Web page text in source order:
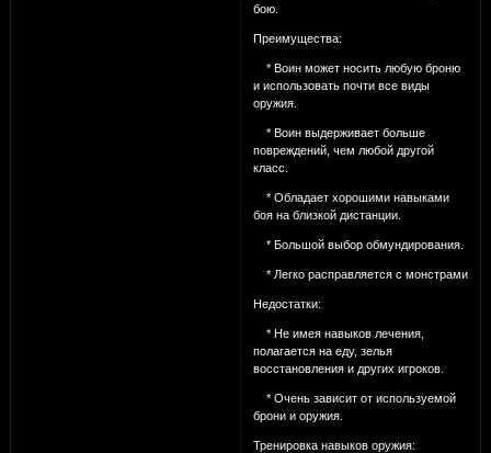
бою.
Преимущества:
* Воин может носить любую броню
и использовать почти все виды
оружия.
* Воин выдерживает больше
повреждений, чем любой другой
класс.
* Обладает хорошими навыками
боя на близкой дистанции.
* Большой выбор обмундирования.
* Легко расправляется с монстрами
Недостатки:
* Не имея навыков лечения,
полагается на еду, зелья
восстановления и других игроков.
* Очень зависит от используемой
брони и оружия.
Тренировка навыков оружия: